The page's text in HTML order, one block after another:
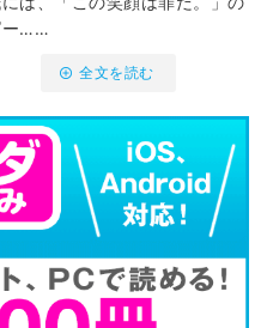
ー……
全文を読む